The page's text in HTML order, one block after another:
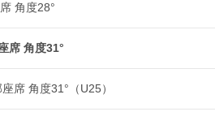
角度28°
席 角度31°
席 角度31°（U25）